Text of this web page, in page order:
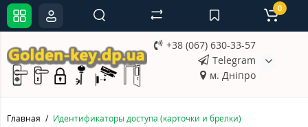
+38 (067) 630-33-57
Telegram
м. Дніпро
0
Главная Идентификаторы доступа (карточки и брелки)